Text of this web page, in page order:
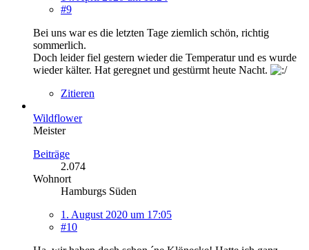
#9
Bei uns war es die letzten Tage ziemlich schön, richtig
sommerlich.
Doch leider fiel gestern wieder die Temperatur und es wurde
wieder kälter. Hat geregnet und gestürmt heute Nacht.
Zitieren
Wildflower
Meister
Beiträge
2.074
Wohnort
Hamburgs Süden
1. August 2020 um 17:05
#10